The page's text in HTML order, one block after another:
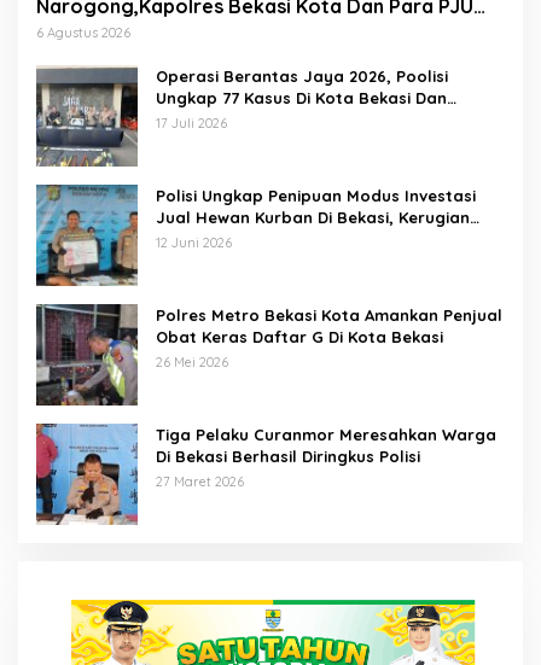
Narogong,Kapolres Bekasi Kota Dan Para PJU
Tinjau TPST Bantargebang
6 Agustus 2026
Operasi Berantas Jaya 2026, Poolisi
Ungkap 77 Kasus Di Kota Bekasi Dan
Amankan 69 Pelaku
17 Juli 2026
Polisi Ungkap Penipuan Modus Investasi
Jual Hewan Kurban Di Bekasi, Kerugian
Hampir 1 Miliar
12 Juni 2026
Polres Metro Bekasi Kota Amankan Penjual
Obat Keras Daftar G Di Kota Bekasi
26 Mei 2026
Tiga Pelaku Curanmor Meresahkan Warga
Di Bekasi Berhasil Diringkus Polisi
27 Maret 2026